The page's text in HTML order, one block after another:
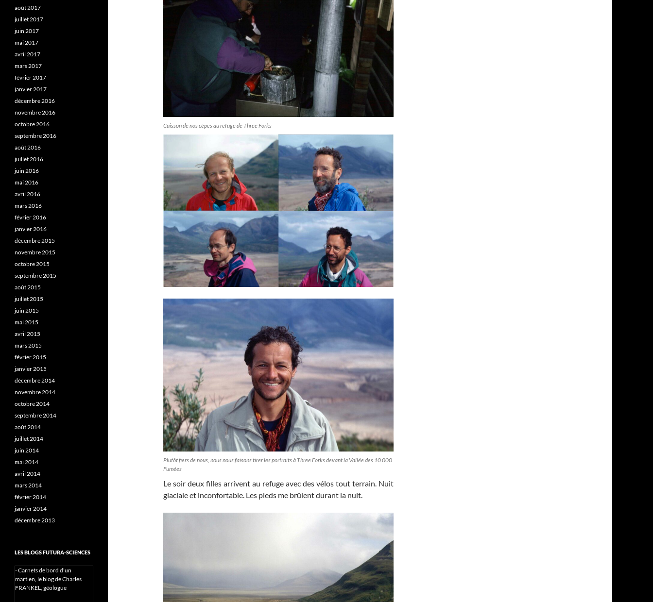
Cuisson de nos cèpes au refuge de Three Forks
Plutôt fiers de nous, nous nous faisons tirer les portraits à Three Forks devant la Vallée des 10 000
Fumées
Le soir deux filles arrivent au refuge avec des vélos tout terrain. Nuit
glaciale et inconfortable. Les pieds me brûlent durant la nuit.
août 2017
juillet 2017
juin 2017
mai 2017
avril 2017
mars 2017
février 2017
janvier 2017
décembre 2016
novembre 2016
octobre 2016
septembre 2016
août 2016
juillet 2016
juin 2016
mai 2016
avril 2016
mars 2016
février 2016
janvier 2016
décembre 2015
novembre 2015
octobre 2015
septembre 2015
août 2015
juillet 2015
juin 2015
mai 2015
avril 2015
mars 2015
février 2015
janvier 2015
décembre 2014
novembre 2014
octobre 2014
septembre 2014
août 2014
juillet 2014
juin 2014
mai 2014
avril 2014
mars 2014
février 2014
janvier 2014
décembre 2013
LES BLOGS FUTURA-SCIENCES
-Carnets de bord d’un
martien, le blog de Charles
FRANKEL, géologue